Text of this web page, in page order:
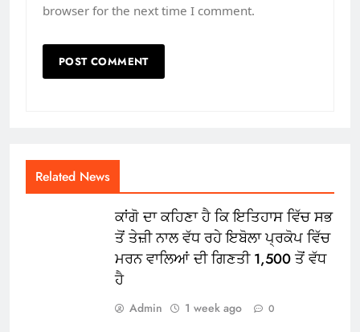
browser for the next time I comment.
Related News
ਕਾਂਗੋ ਦਾ ਕਹਿਣਾ ਹੈ ਕਿ ਇਤਿਹਾਸ ਵਿੱਚ ਸਭ
ਤੋਂ ਤੇਜ਼ੀ ਨਾਲ ਵੱਧ ਰਹੇ ਇਬੋਲਾ ਪ੍ਰਕੋਪ ਵਿੱਚ
ਮਰਨ ਵਾਲਿਆਂ ਦੀ ਗਿਣਤੀ 1,500 ਤੋਂ ਵੱਧ
ਹੈ
Admin 1 week ago 0